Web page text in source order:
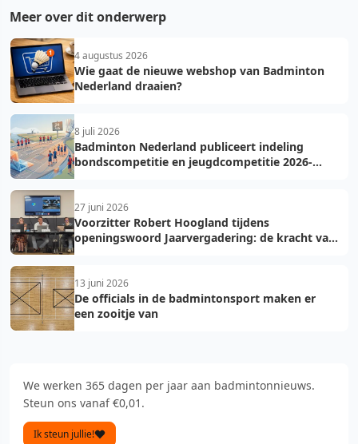
Meer over dit onderwerp
4 augustus 2026
Wie gaat de nieuwe webshop van Badminton
Nederland draaien?
8 juli 2026
Badminton Nederland publiceert indeling
bondscompetitie en jeugdcompetitie 2026-
27 juni 2026
Voorzitter Robert Hoogland tijdens
openingswoord Jaarvergadering: de kracht van
13 juni 2026
De officials in de badmintonsport maken er
een zooitje van
We werken 365 dagen per jaar aan badmintonnieuws.
Steun ons vanaf €0,01.
Ik steun jullie!